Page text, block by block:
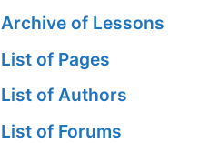
Archive of Lessons
List of Pages
List of Authors
List of Forums